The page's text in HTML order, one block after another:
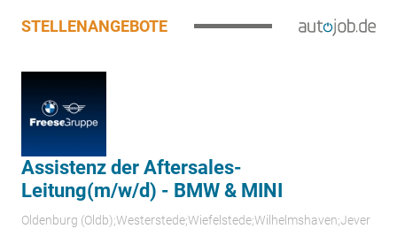
STELLENANGEBOTE
Assistenz der Aftersales-
Leitung(m/w/d) - BMW & MINI
Oldenburg (Oldb);Westerstede;Wiefelstede;Wilhelmshaven;Jever